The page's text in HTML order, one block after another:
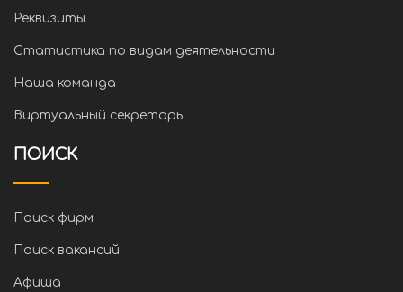
Реквизиты
Статистика по видам деятельности
Наша команда
Виртуальный секретарь
ПОИСК
Поиск фирм
Поиск вакансий
Афиша